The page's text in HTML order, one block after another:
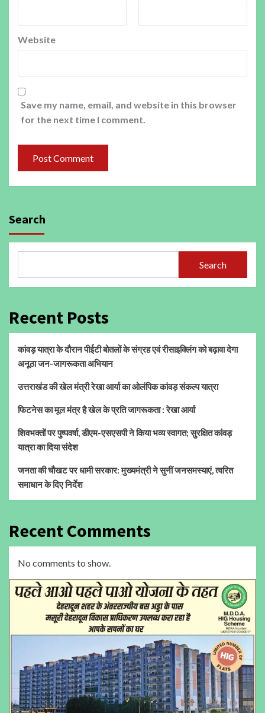
Website
Save my name, email, and website in this browser
for the next time I comment.
Search
Search
Recent Posts
कांवड़ यात्रा के दौरान पीईटी बोतलों के संग्रह एवं रीसाइक्लिंग को बढ़ावा देगा
अनूठा जन-जागरूकता अभियान
उत्तराखंड की खेल मंत्री रेखा आर्या का ओलंपिक कांवड़ संकल्प यात्रा
फिटनेस का मूल मंत्र है खेल के प्रति जागरूकता : रेखा आर्या
शिवभक्तों पर पुष्पवर्षा, डीएम-एसएसपी ने किया भव्य स्वागत; सुरक्षित कांवड़
यात्रा का दिया संदेश
जनता की चौखट पर धामी सरकार: मुख्यमंत्री ने सुनीं जनसमस्याएं, त्वरित
समाधान के दिए निर्देश
Recent Comments
No comments to show.